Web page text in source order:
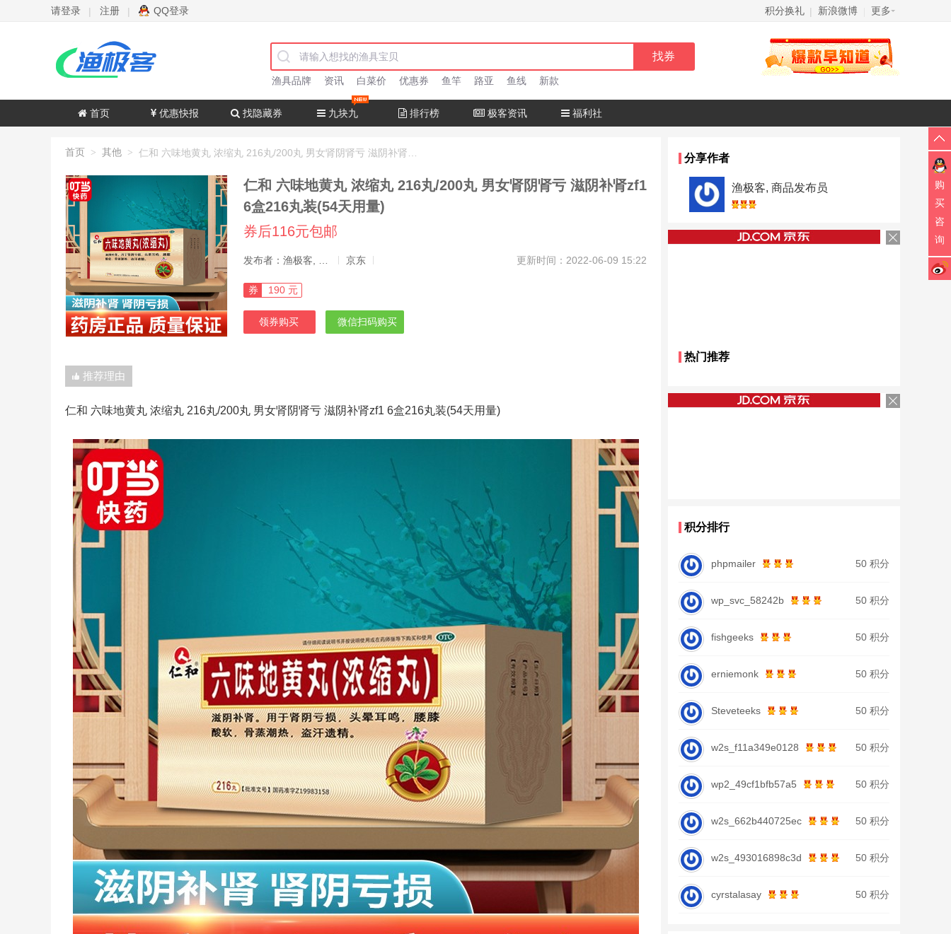
请登录 | 注册 | QQ登录 积分换礼 | 新浪微博 更多
渔具品牌 资讯 白菜价 优惠券 鱼竿 路亚 鱼线 新款
首页 优惠快报 找隐藏券 九块九 排行榜 极客资讯 福利社
首页 > 其他 >
仁和 六味地黄丸 浓缩丸 216丸/200丸 男女肾阴肾亏 滋阴补肾zf1
6盒216丸装(54天用量)
券后116元包邮
京东 更新时间：2022-06-09 15:22
券 190 元
领券购买 微信扫码购买
推荐理由
仁和 六味地黄丸 浓缩丸 216丸/200丸 男女肾阴肾亏 滋阴补肾zf1 6盒216丸装(54天用量)
分享作者
渔极客, 商品发布员
热门推荐
积分排行
phpmailer 50 积分
wp_svc_58242b 50 积分
fishgeeks 50 积分
erniemonk 50 积分
Steveteeks 50 积分
w2s_f11a349e0128 50 积分
wp2_49cf1bfb57a5 50 积分
w2s_662b440725ec 50 积分
w2s_493016898c3d 50 积分
cyrstalasay 50 积分
购
买
咨
询